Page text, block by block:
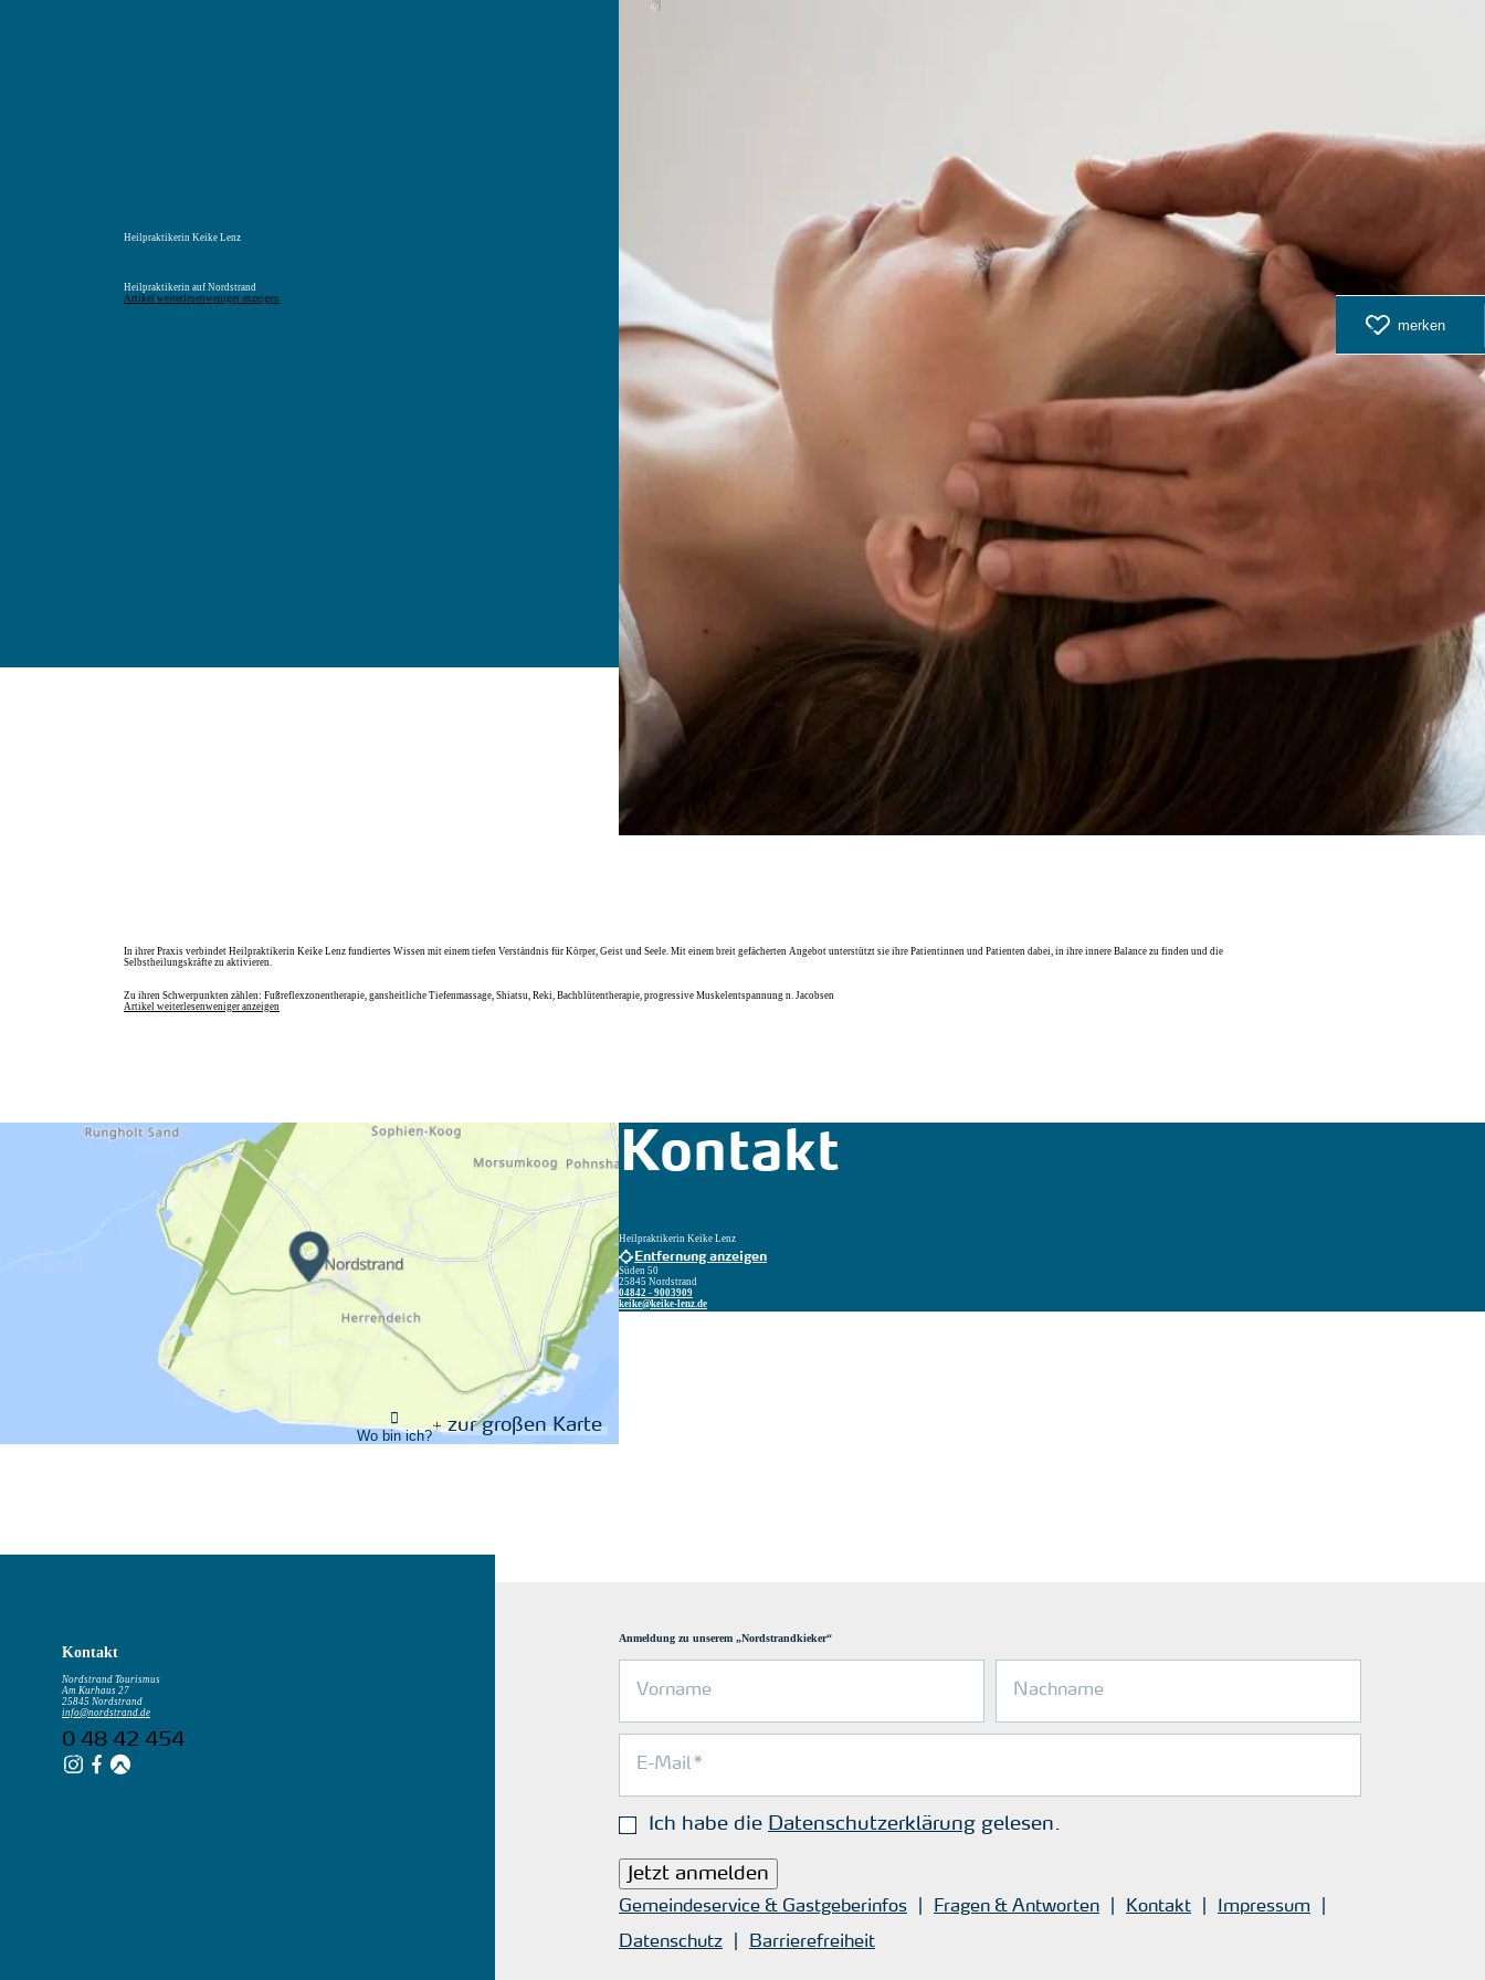
Heilpraktikerin Keike Lenz
Heilpraktikerin auf Nordstrand
Artikel weiterlesenweniger anzeigen
In ihrer Praxis verbindet Heilpraktikerin Keike Lenz fundiertes Wissen mit einem tiefen Verständnis für Körper, Geist und Seele. Mit einem breit gefächerten Angebot unterstützt sie ihre Patientinnen und Patienten dabei, in ihre innere Balance zu finden und die
Selbstheilungskräfte zu aktivieren.
Zu ihren Schwerpunkten zählen: Fußreflexzonentherapie, gansheitliche Tiefenmassage, Shiatsu, Reki, Bachblütentherapie, progressive Muskelentspannung n. Jacobsen
Artikel weiterlesenweniger anzeigen
Kontakt
Wo bin ich? zur großen Karte
Heilpraktikerin Keike Lenz
Entfernung anzeigen
Süden 50
25845 Nordstrand
04842 - 9003909
keike@keike-lenz.de
merken
Anmeldung zu unserem „Nordstrandkieker“
Ich habe die Datenschutzerklärung gelesen.
Jetzt anmelden
Gemeindeservice & Gastgeberinfos Fragen & Antworten Kontakt
Impressum
Datenschutz
Barrierefreiheit
Kontakt
Nordstrand Tourismus
Am Kurhaus 27
25845 Nordstrand
info@nordstrand.de
0 48 42 454